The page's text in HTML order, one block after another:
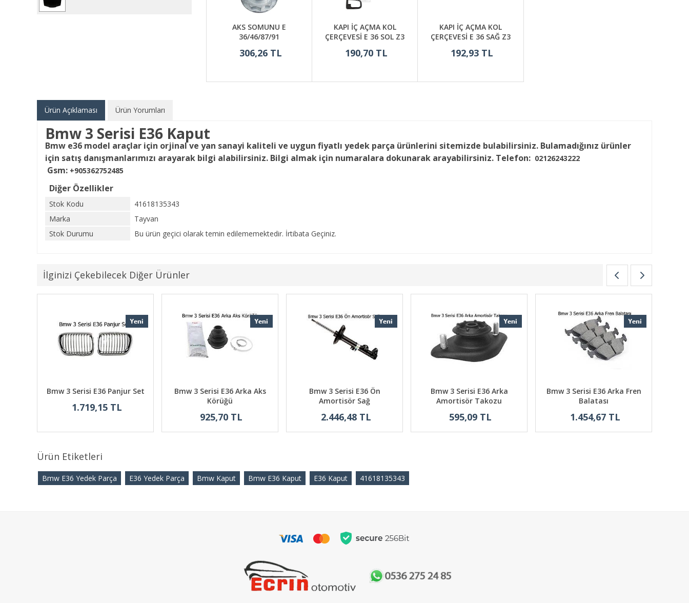
AKS SOMUNU E
36/46/87/91
306,26 TL
KAPI İÇ AÇMA KOL
ÇERÇEVESİ E 36 SOL Z3
190,70 TL
KAPI İÇ AÇMA KOL
ÇERÇEVESİ E 36 SAĞ Z3
192,93 TL
Ürün Açıklaması Ürün Yorumları
Bmw 3 Serisi E36 Kaput
Bmw e36 model araçlar için orjinal ve yan sanayi kaliteli ve uygun fiyatlı yedek parça ürünlerini sitemizde bulabilirsiniz. Bulamadığınız ürünler
için satış danışmanlarımızı arayarak bilgi alabilirsiniz. Bilgi almak için numaralara dokunarak arayabilirsiniz. Telefon: 02126243222
Gsm: +905362752485
Diğer Özellikler
Stok Kodu
41618135343
Marka
Tayvan
Stok Durumu
Bu ürün geçici olarak temin edilememektedir. İrtibata Geçiniz.
İlginizi Çekebilecek Diğer Ürünler
Bmw 3 Serisi E36 Panjur Set
1.719,15 TL
Bmw 3 Serisi E36 Arka Aks
Körüğü
925,70 TL
Bmw 3 Serisi E36 Ön
Amortisör Sağ
2.446,48 TL
Bmw 3 Serisi E36 Arka
Amortisör Takozu
595,09 TL
Bmw 3 Serisi E36 Arka Fren
Balatası
1.454,67 TL
Ürün Etiketleri
Bmw E36 Yedek Parça E36 Yedek Parça Bmw Kaput Bmw E36 Kaput E36 Kaput 41618135343